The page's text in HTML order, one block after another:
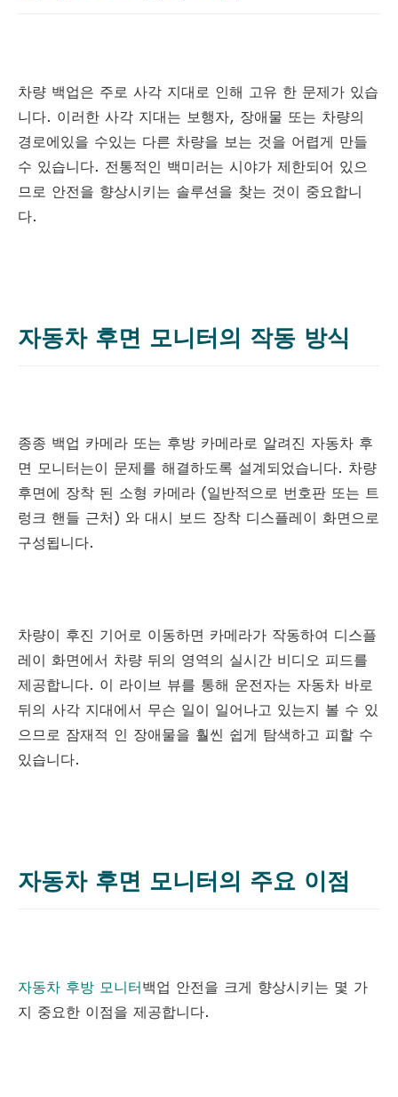
차량 백업은 주로 사각 지대로 인해 고유 한 문제가 있습
니다. 이러한 사각 지대는 보행자, 장애물 또는 차량의
경로에있을 수있는 다른 차량을 보는 것을 어렵게 만들
수 있습니다. 전통적인 백미러는 시야가 제한되어 있으
므로 안전을 향상시키는 솔루션을 찾는 것이 중요합니
다.
자동차 후면 모니터의 작동 방식
종종 백업 카메라 또는 후방 카메라로 알려진 자동차 후
면 모니터는이 문제를 해결하도록 설계되었습니다. 차량
후면에 장착 된 소형 카메라 (일반적으로 번호판 또는 트
렁크 핸들 근처) 와 대시 보드 장착 디스플레이 화면으로
구성됩니다.
차량이 후진 기어로 이동하면 카메라가 작동하여 디스플
레이 화면에서 차량 뒤의 영역의 실시간 비디오 피드를
제공합니다. 이 라이브 뷰를 통해 운전자는 자동차 바로
뒤의 사각 지대에서 무슨 일이 일어나고 있는지 볼 수 있
으므로 잠재적 인 장애물을 훨씬 쉽게 탐색하고 피할 수
있습니다.
자동차 후면 모니터의 주요 이점
자동차 후방 모니터백업 안전을 크게 향상시키는 몇 가
지 중요한 이점을 제공합니다.